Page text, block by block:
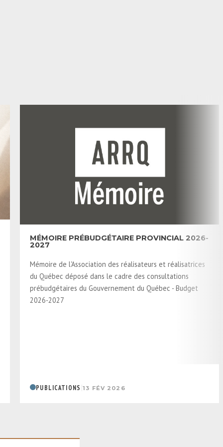
MÉMOIRE PRÉBUDGÉTAIRE PROVINCIAL 2026-
2027
Mémoire de l'Association des réalisateurs et réalisatrices
du Québec déposé dans le cadre des consultations
prébudgétaires du Gouvernement du Québec - Budget
2026-2027
PUBLICATIONS |13 FÉV 2026